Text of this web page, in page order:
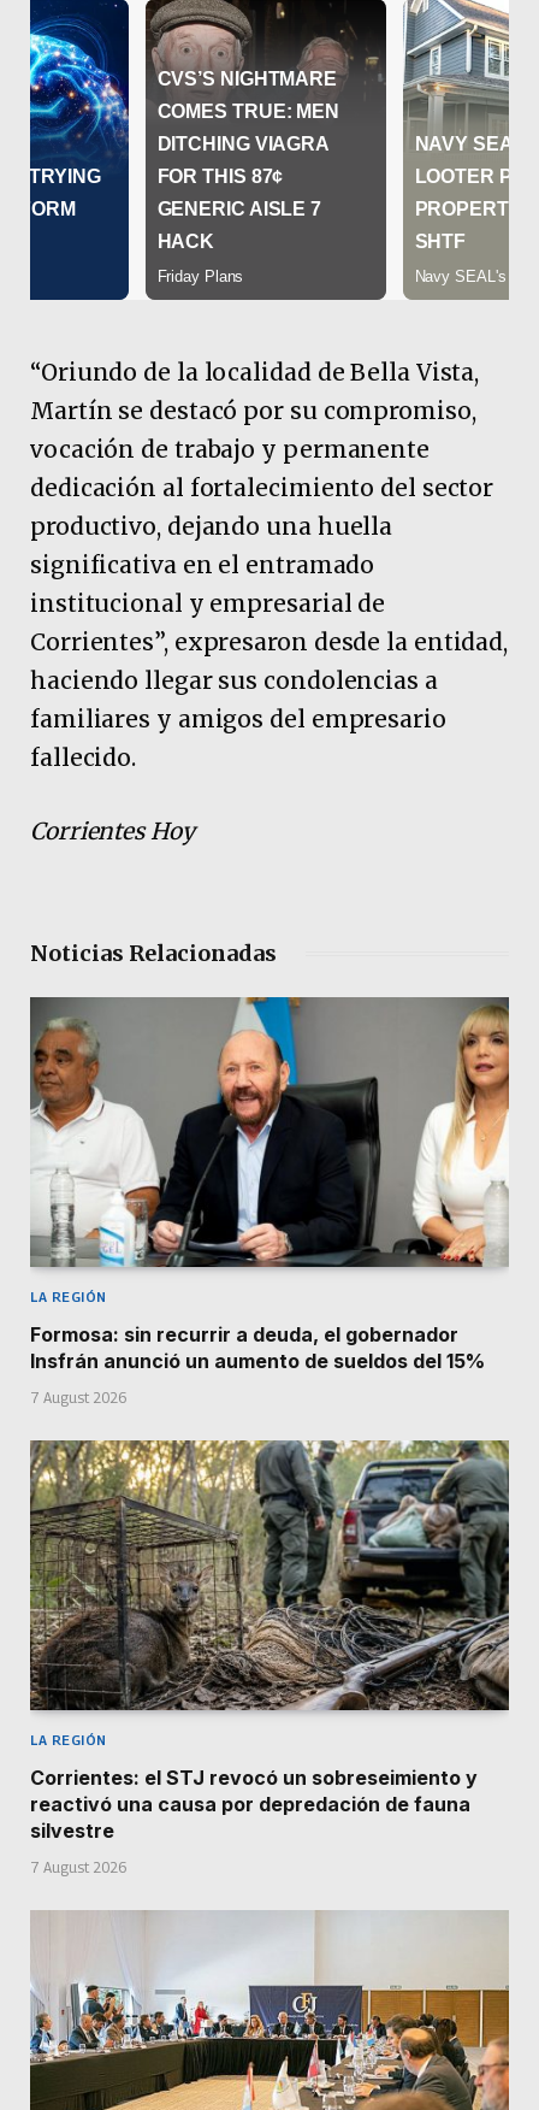
“Oriundo de la localidad de Bella Vista,
Martín se destacó por su compromiso,
vocación de trabajo y permanente
dedicación al fortalecimiento del sector
productivo, dejando una huella
significativa en el entramado
institucional y empresarial de
Corrientes”, expresaron desde la entidad,
haciendo llegar sus condolencias a
familiares y amigos del empresario
fallecido.
Corrientes Hoy
Noticias Relacionadas
LA REGIÓN
Formosa: sin recurrir a deuda, el gobernador
Insfrán anunció un aumento de sueldos del 15%
7 August 2026
LA REGIÓN
Corrientes: el STJ revocó un sobreseimiento y
reactivó una causa por depredación de fauna
silvestre
7 August 2026